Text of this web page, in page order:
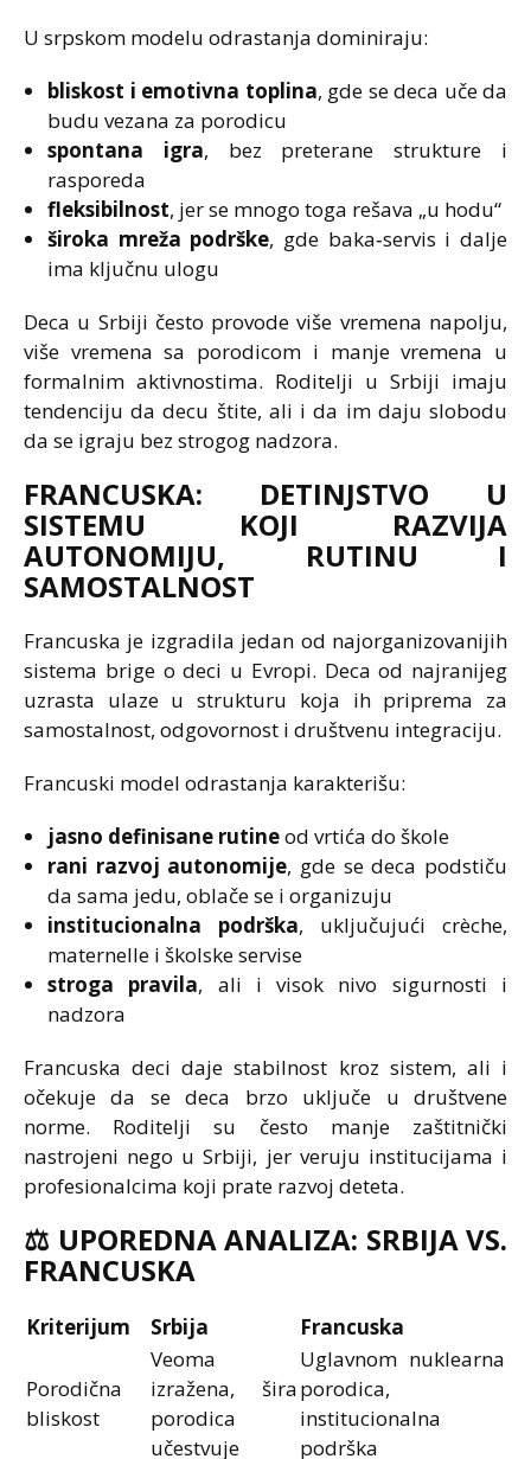
U srpskom modelu odrastanja dominiraju:
bliskost i emotivna toplina, gde se deca uče da
budu vezana za porodicu
spontana igra, bez preterane strukture i
rasporeda
fleksibilnost, jer se mnogo toga rešava „u hodu“
široka mreža podrške, gde baka‑servis i dalje
ima ključnu ulogu
Deca u Srbiji često provode više vremena napolju,
više vremena sa porodicom i manje vremena u
formalnim aktivnostima. Roditelji u Srbiji imaju
tendenciju da decu štite, ali i da im daju slobodu
da se igraju bez strogog nadzora.
FRANCUSKA: DETINJSTVO U
SISTEMU KOJI RAZVIJA
AUTONOMIJU, RUTINU I
SAMOSTALNOST
Francuska je izgradila jedan od najorganizovanijih
sistema brige o deci u Evropi. Deca od najranijeg
uzrasta ulaze u strukturu koja ih priprema za
samostalnost, odgovornost i društvenu integraciju.
Francuski model odrastanja karakterišu:
jasno definisane rutineod vrtića do škole
rani razvoj autonomije, gde se deca podstiču
da sama jedu, oblače se i organizuju
institucionalna podrška, uključujući crèche,
maternelle i školske servise
stroga pravila, ali i visok nivo sigurnosti i
nadzora
Francuska deci daje stabilnost kroz sistem, ali i
očekuje da se deca brzo uključe u društvene
norme. Roditelji su često manje zaštitnički
nastrojeni nego u Srbiji, jer veruju institucijama i
profesionalcima koji prate razvoj deteta.
⚖️ UPOREDNA ANALIZA: SRBIJA VS.
FRANCUSKA
Kriterijum Srbija Francuska
Porodična
bliskost
Veoma
izražena, šira
porodica
učestvuje
Uglavnom nuklearna
porodica,
institucionalna
podrška